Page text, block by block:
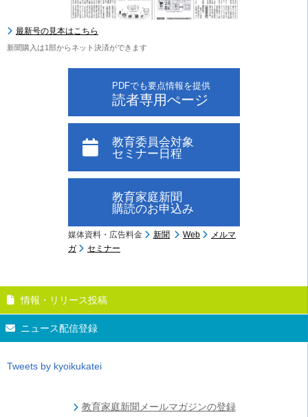
最新号の見本はこちら
新聞購入は1部からネット決済ができます
PDFでも要点情報を提供
読者専用ぺージ
教育委員会対象
セミナー日程
教育家庭新聞
購読のお申込み
媒体資料・広告料金 新聞 Web
メルマ
ガ
セミナー
情報・リリース投稿
ニュース配信登録
Tweets by kyoikukatei
教育家庭新聞メールマガジンの登録